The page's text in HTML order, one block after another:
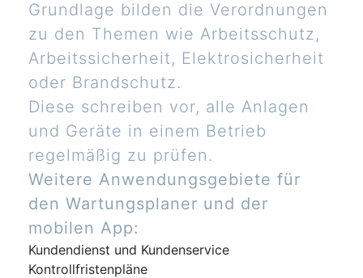
Grundlage bilden die Verordnungen
zu den Themen wie Arbeitsschutz,
Arbeitssicherheit, Elektrosicherheit
oder Brandschutz.
Diese schreiben vor, alle Anlagen
und Geräte in einem Betrieb
regelmäßig zu prüfen.
Weitere Anwendungsgebiete für
den Wartungsplaner und der
mobilen App:
Kundendienst und Kundenservice
Kontrollfristenpläne